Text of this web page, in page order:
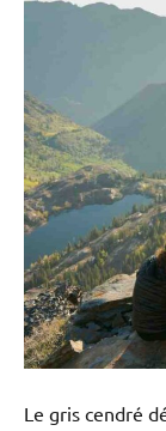
Le gris cendré